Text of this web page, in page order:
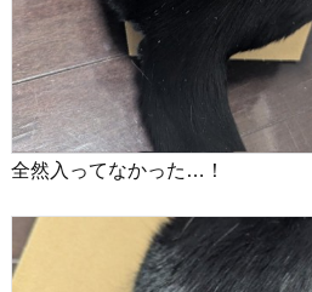
全然入ってなかった…！